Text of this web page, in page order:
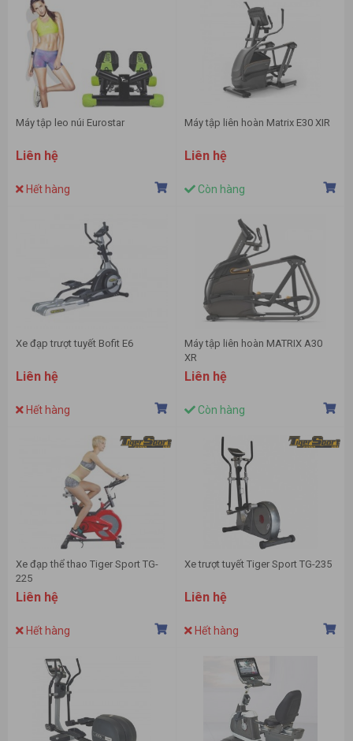
Máy tập leo núi Eurostar
Liên hệ
Hết hàng
Máy tập liên hoàn Matrix E30 XIR
Liên hệ
Còn hàng
Xe đạp trượt tuyết Bofit E6
Liên hệ
Hết hàng
Máy tập liên hoàn MATRIX A30
XR
Liên hệ
Còn hàng
Xe đạp thể thao Tiger Sport TG-
225
Liên hệ
Hết hàng
Xe trượt tuyết Tiger Sport TG-235
Liên hệ
Hết hàng